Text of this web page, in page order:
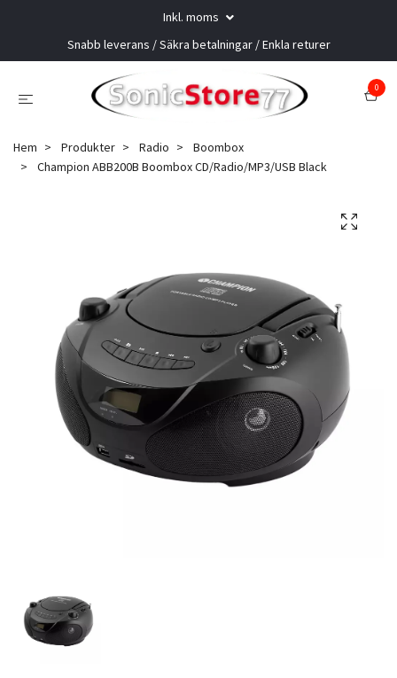
Inkl. moms
Snabb leverans / Säkra betalningar / Enkla returer
0
Hem Produkter Radio
Boombox
Champion ABB200B Boombox CD/Radio/MP3/USB Black